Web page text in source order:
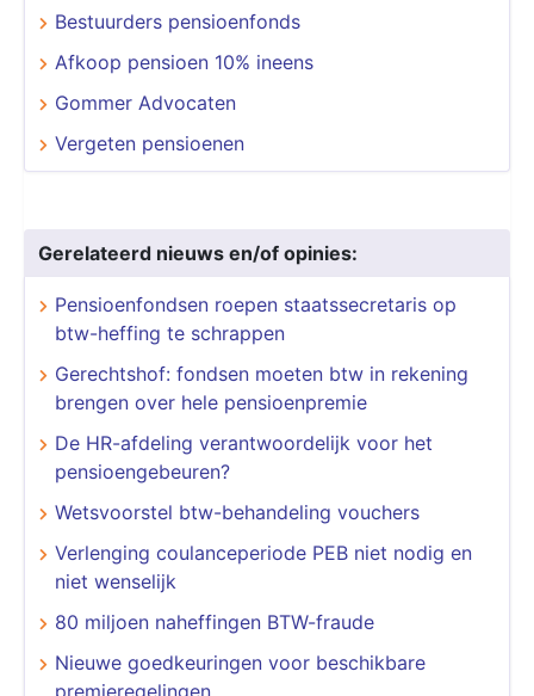
Bestuurders pensioenfonds
Afkoop pensioen 10% ineens
Gommer Advocaten
Vergeten pensioenen
Gerelateerd nieuws en/of opinies:
Pensioenfondsen roepen staatssecretaris op
btw-heffing te schrappen
Gerechtshof: fondsen moeten btw in rekening
brengen over hele pensioenpremie
De HR-afdeling verantwoordelijk voor het
pensioengebeuren?
Wetsvoorstel btw-behandeling vouchers
Verlenging coulanceperiode PEB niet nodig en
niet wenselijk
80 miljoen naheffingen BTW-fraude
Nieuwe goedkeuringen voor beschikbare
premieregelingen